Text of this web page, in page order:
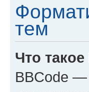
тем
Что
BBCode —